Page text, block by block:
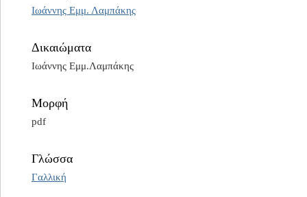
Ιωάννης Εμμ. Λαμπάκης
Δικαιώματα
Ιωάννης Εμμ.Λαμπάκης
Μορφή
pdf
Γλώσσα
Γαλλική